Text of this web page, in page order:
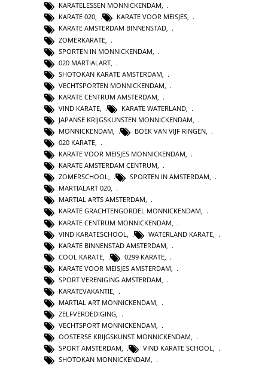
KARATELESSEN MONNICKENDAM,
KARATE 020, KARATE VOOR MEISJES,
KARATE AMSTERDAM BINNENSTAD,
ZOMERKARATE
SPORTEN IN MONNICKENDAM
020 MARTIALART
SHOTOKAN KARATE AMSTERDAM
VECHTSPORTEN MONNICKENDAM
KARATE CENTRUM AMSTERDAM
VIND KARATE
KARATE WATERLAND
JAPANSE KRIJGSKUNSTEN MONNICKENDAM
MONNICKENDAM, BOEK VAN VIJF RINGEN,
020 KARATE,
KARATE VOOR MEISJES MONNICKENDAM,
KARATE AMSTERDAM CENTRUM,
ZOMERSCHOOL, SPORTEN IN AMSTERDAM,
MARTIALART 020,
MARTIAL ARTS AMSTERDAM,
KARATE GRACHTENGORDEL MONNICKENDAM,
KARATE CENTRUM MONNICKENDAM
VIND KARATESCHOOL
WATERLAND KARATE
KARATE BINNENSTAD AMSTERDAM
COOL KARATE
0299 KARATE
KARATE VOOR MEISJES AMSTERDAM
SPORT VERENIGING AMSTERDAM
KARATEVAKANTIE
MARTIAL ART MONNICKENDAM
ZELFVERDEDIGING,
VECHTSPORT MONNICKENDAM,
OOSTERSE KRIJGSKUNST MONNICKENDAM,
SPORT AMSTERDAM, VIND KARATE SCHOOL,
SHOTOKAN MONNICKENDAM,